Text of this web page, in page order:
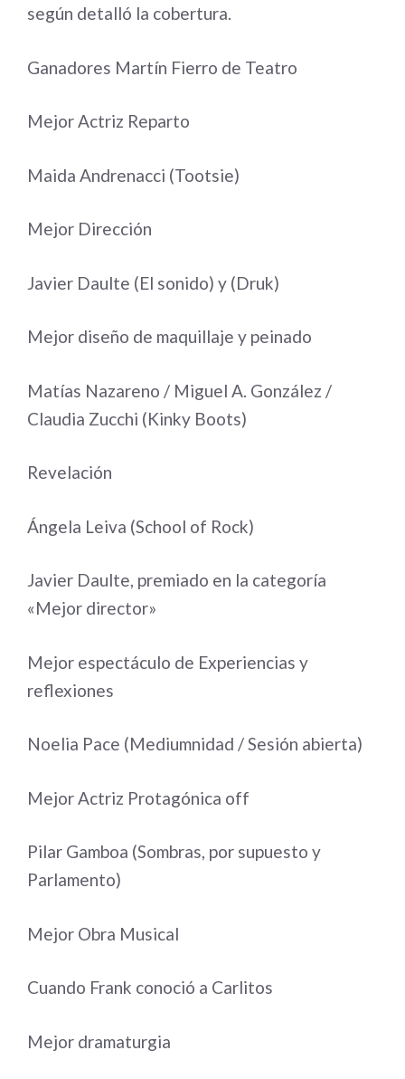
según detalló la cobertura.
Ganadores Martín Fierro de Teatro
Mejor Actriz Reparto
Maida Andrenacci (Tootsie)
Mejor Dirección
Javier Daulte (El sonido) y (Druk)
Mejor diseño de maquillaje y peinado
Matías Nazareno / Miguel A. González /
Claudia Zucchi (Kinky Boots)
Revelación
Ángela Leiva (School of Rock)
Javier Daulte, premiado en la categoría
«Mejor director»
Mejor espectáculo de Experiencias y
reflexiones
Noelia Pace (Mediumnidad / Sesión abierta)
Mejor Actriz Protagónica off
Pilar Gamboa (Sombras, por supuesto y
Parlamento)
Mejor Obra Musical
Cuando Frank conoció a Carlitos
Mejor dramaturgia